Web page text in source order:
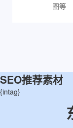
图等
SEO推荐素材
{intag}